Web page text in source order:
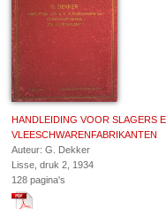
HANDLEIDING VOOR SLAGERS
VLEESCHWARENFABRIKANTEN
Auteur: G. Dekker
Lisse, druk 2, 1934
128 pagina's